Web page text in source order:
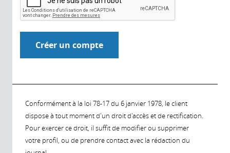
Conformément à la loi 78-17 du 6 janvier 1978, le client
dispose à tout moment d'un droit d'accès et de rectification.
Pour exercer ce droit, il suffit de modifier ou supprimer
votre profil, ou de prendre contact avec la rédaction du